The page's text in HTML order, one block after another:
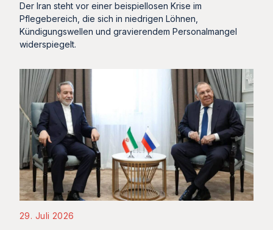
Der Iran steht vor einer beispiellosen Krise im
Pflegebereich, die sich in niedrigen Löhnen,
Kündigungswellen und gravierendem Personalmangel
widerspiegelt.
29. Juli 2026